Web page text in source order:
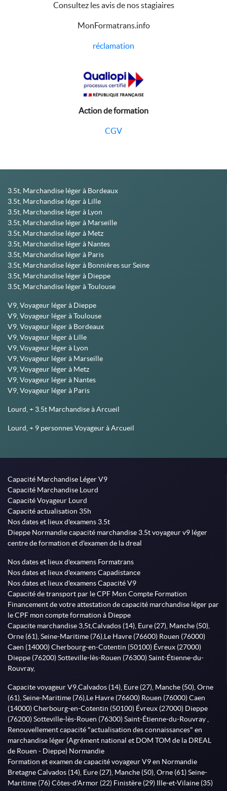
Consultez les avis de nos stagiaires
MonFormatrans.info
réclamation
Action de formation
CGV
3.5t, Marchandise léger à Bordeaux
3.5t, Marchandise léger à Lille
3.5t, Marchandise léger à Lyon
3.5t, Marchandise léger à Marseille
3.5t, Marchandise léger à Metz
3.5t, Marchandise léger à Nantes
3.5t, Marchandise léger à Paris
3.5t, Marchandise léger à Bonnières sur Seine
3.5t, Marchandise léger à Dieppe
3.5t, Marchandise léger à Toulouse
V9, Voyageur léger à Dieppe
V9, Voyageur léger à Toulouse
V9, Voyageur léger à Bordeaux
V9, Voyageur léger à Lille
V9, Voyageur léger à Lyon
V9, Voyageur léger à Marseille
V9, Voyageur léger à Metz
V9, Voyageur léger à Nantes
V9, Voyageur léger à Paris
Lourd, + 3.5t Marchandise à Arcueil
Lourd, + 9 personnes Voyageur à Arcueil
Capacité Marchandise Léger V9
Capacité Marchandise Lourd
Capacité Voyageur Lourd
Capacité actualisation 35h
Nos dates et lieux d'examens 3.5t
Dieppe Normandie capacité marchandise 3.5t voyageur v9 léger
centre de formation et d'examen de la dreal
Nos dates et lieux d'examens Formatrans
Nos dates et lieux d'examens Capadistance
Nos dates et lieux d'examens Capacité V9
Capacité de transport par le CPF Mon Compte Formation
Financement de votre attestation de capacité marchandise léger par
le CPF mon compte formation à Dieppe
Capacite marchandise 3,5t,Calvados (14), Eure (27), Manche (50),
Orne (61), Seine-Maritime (76),Le Havre (76600) Rouen (76000)
Caen (14000) Cherbourg-en-Cotentin (50100) Évreux (27000)
Dieppe (76200) Sotteville-lès-Rouen (76300) Saint-Étienne-du-
Rouvray,
Capacite voyageur V9,Calvados (14), Eure (27), Manche (50), Orne
(61), Seine-Maritime (76),Le Havre (76600) Rouen (76000) Caen
(14000) Cherbourg-en-Cotentin (50100) Évreux (27000) Dieppe
(76200) Sotteville-lès-Rouen (76300) Saint-Étienne-du-Rouvray ,
Renouvellement capacité "actualisation des connaissances" en
marchandise léger (Agrément national et DOM TOM de la DREAL
de Rouen - Dieppe) Normandie
Formation et examen de capacité voyageur V9 en Normandie
Bretagne Calvados (14), Eure (27), Manche (50), Orne (61) Seine-
Maritime (76) Côtes-d'Armor (22) Finistère (29) Ille-et-Vilaine (35)